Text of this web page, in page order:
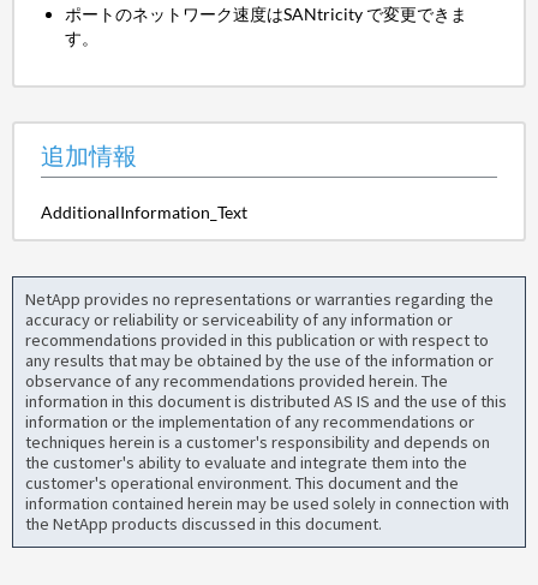
ポートのネットワーク速度はSANtricity で変更できま
す。
追加情報
AdditionalInformation_Text
NetApp provides no representations or warranties regarding the
accuracy or reliability or serviceability of any information or
recommendations provided in this publication or with respect to
any results that may be obtained by the use of the information or
observance of any recommendations provided herein. The
information in this document is distributed AS IS and the use of this
information or the implementation of any recommendations or
techniques herein is a customer's responsibility and depends on
the customer's ability to evaluate and integrate them into the
customer's operational environment. This document and the
information contained herein may be used solely in connection with
the NetApp products discussed in this document.